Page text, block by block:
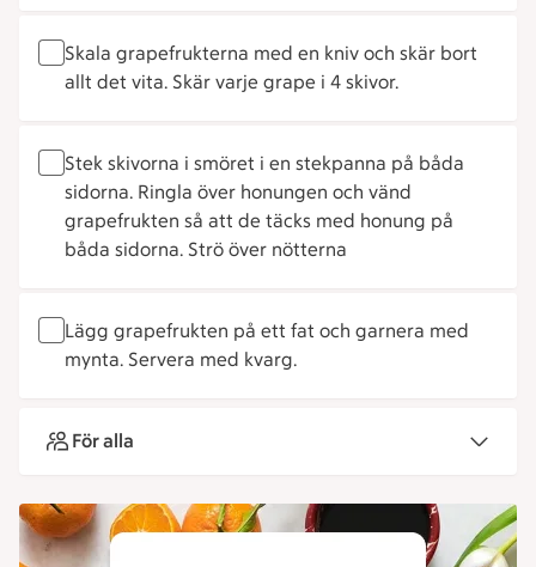
Skala grapefrukterna med en kniv och skär bort
allt det vita. Skär varje grape i 4 skivor.
Stek skivorna i smöret i en stekpanna på båda
sidorna. Ringla över honungen och vänd
grapefrukten så att de täcks med honung på
båda sidorna. Strö över nötterna
Lägg grapefrukten på ett fat och garnera med
mynta. Servera med kvarg.
För alla